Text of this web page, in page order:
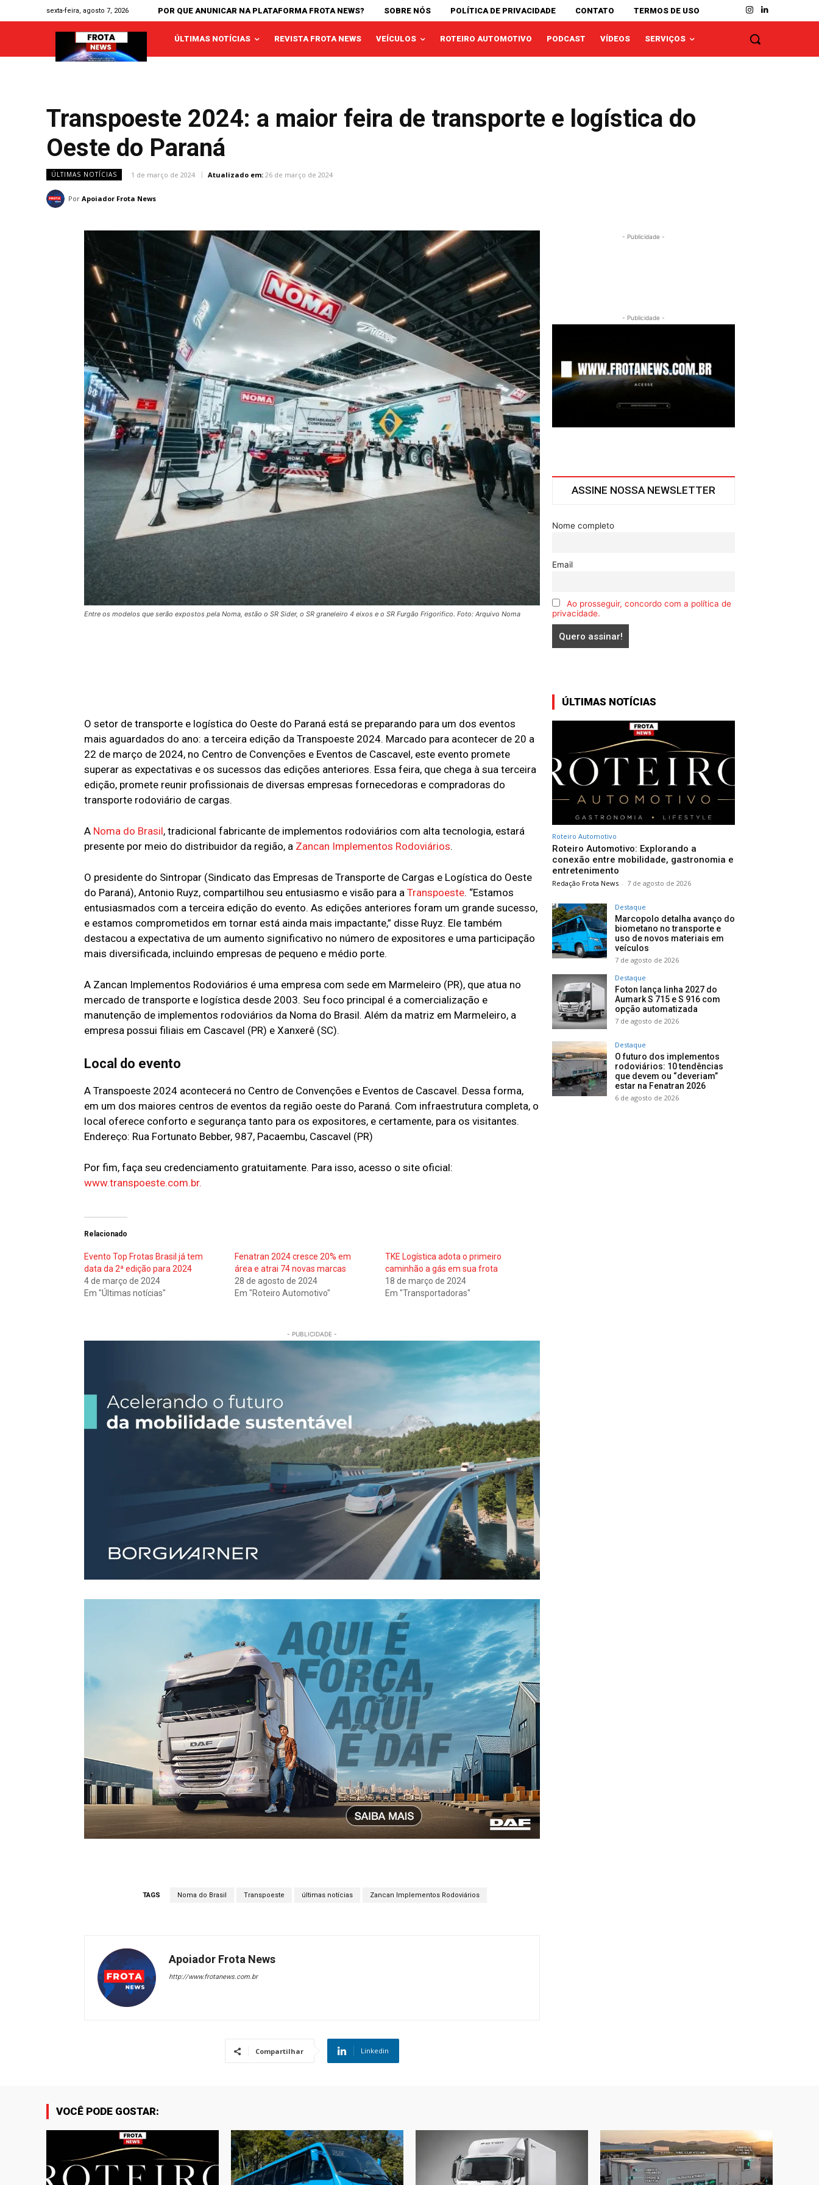
sexta-feira, agosto 7, 2026 POR QUE ANUNICAR NA PLATAFORMA FROTA NEWS? SOBRE NÓS POLÍTICA DE PRIVACIDADE CONTATO TERMOS DE USO
ÚLTIMAS NOTÍCIAS REVISTA FROTA NEWS VEÍCULOS ROTEIRO AUTOMOTIVO PODCAST VÍDEOS SERVIÇOS
Transpoeste 2024: a maior feira de transporte e logística do
Oeste do Paraná
ÚLTIMAS NOTÍCIAS 1 de março de 2024 Atualizado em: 26 de março de 2024
Por Apoiador Frota News
Entre os modelos que serão expostos pela Noma, estão o SR Sider, o SR graneleiro 4 eixos e o SR Furgão Frigorifico. Foto: Arquivo Noma
O setor de transporte e logística do Oeste do Paraná está se preparando para um dos eventos
mais aguardados do ano: a terceira edição da Transpoeste 2024. Marcado para acontecer de 20 a
22 de março de 2024, no Centro de Convenções e Eventos de Cascavel, este evento promete
superar as expectativas e os sucessos das edições anteriores. Essa feira, que chega à sua terceira
edição, promete reunir profissionais de diversas empresas fornecedoras e compradoras do
transporte rodoviário de cargas.
A Noma do Brasil, tradicional fabricante de implementos rodoviários com alta tecnologia, estará
presente por meio do distribuidor da região, a Zancan Implementos Rodoviários.
O presidente do Sintropar (Sindicato das Empresas de Transporte de Cargas e Logística do Oeste
do Paraná), Antonio Ruyz, compartilhou seu entusiasmo e visão para a Transpoeste. “Estamos
entusiasmados com a terceira edição do evento. As edições anteriores foram um grande sucesso,
e estamos comprometidos em tornar está ainda mais impactante,” disse Ruyz. Ele também
destacou a expectativa de um aumento significativo no número de expositores e uma participação
mais diversificada, incluindo empresas de pequeno e médio porte.
A Zancan Implementos Rodoviários é uma empresa com sede em Marmeleiro (PR), que atua no
mercado de transporte e logística desde 2003. Seu foco principal é a comercialização e
manutenção de implementos rodoviários da Noma do Brasil. Além da matriz em Marmeleiro, a
empresa possui filiais em Cascavel (PR) e Xanxerê (SC).
Local do evento
A Transpoeste 2024 acontecerá no Centro de Convenções e Eventos de Cascavel. Dessa forma,
em um dos maiores centros de eventos da região oeste do Paraná. Com infraestrutura completa, o
local oferece conforto e segurança tanto para os expositores, e certamente, para os visitantes.
Endereço: Rua Fortunato Bebber, 987, Pacaembu, Cascavel (PR)
Por fim, faça seu credenciamento gratuitamente. Para isso, acesso o site oficial:
www.transpoeste.com.br.
Relacionado
Evento Top Frotas Brasil já tem
data da 2ª edição para 2024
4 de março de 2024
Em "Últimas notícias"
Fenatran 2024 cresce 20% em
área e atrai 74 novas marcas
28 de agosto de 2024
Em "Roteiro Automotivo"
TKE Logística adota o primeiro
caminhão a gás em sua frota
18 de março de 2024
Em "Transportadoras"
- PUBLICIDADE -
TAGS Noma do Brasil Transpoeste últimas notícias Zancan Implementos Rodoviários
Apoiador Frota News
http://www.frotanews.com.br
Compartilhar Linkedin
- Publicidade -
- Publicidade -
ASSINE NOSSA NEWSLETTER
Nome completo
Email
Ao prosseguir, concordo com a política de
privacidade.
ÚLTIMAS NOTÍCIAS
Roteiro Automotivo
Roteiro Automotivo: Explorando a
conexão entre mobilidade, gastronomia e
entretenimento
Redação Frota News - 7 de agosto de 2026
Destaque
Marcopolo detalha avanço do
biometano no transporte e
uso de novos materiais em
veículos
7 de agosto de 2026
Destaque
Foton lança linha 2027 do
Aumark S 715 e S 916 com
opção automatizada
7 de agosto de 2026
Destaque
O futuro dos implementos
rodoviários: 10 tendências
que devem ou “deveriam”
estar na Fenatran 2026
6 de agosto de 2026
VOCÊ PODE GOSTAR: